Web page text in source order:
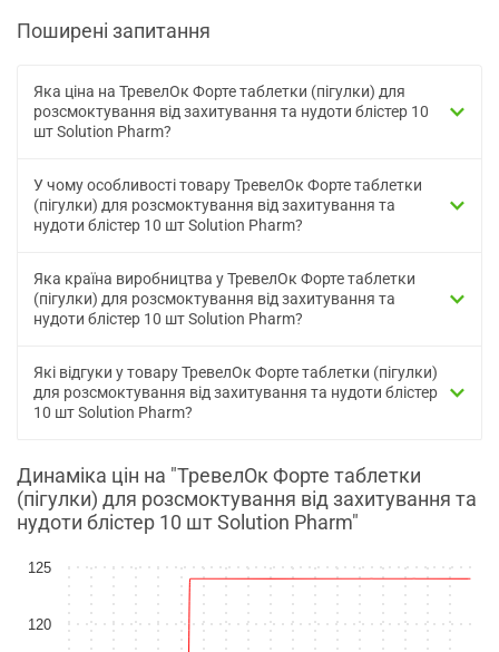
Поширені запитання
Яка ціна на ТревелОк Форте таблетки (пігулки) для
розсмоктування від захитування та нудоти блістер 10
шт Solution Pharm?
У чому особливості товару ТревелОк Форте таблетки
(пігулки) для розсмоктування від захитування та
нудоти блістер 10 шт Solution Pharm?
Яка країна виробництва у ТревелОк Форте таблетки
(пігулки) для розсмоктування від захитування та
нудоти блістер 10 шт Solution Pharm?
Які відгуки у товару ТревелОк Форте таблетки (пігулки)
для розсмоктування від захитування та нудоти блістер
10 шт Solution Pharm?
Динаміка цін на "ТревелОк Форте таблетки
(пігулки) для розсмоктування від захитування та
нудоти блістер 10 шт Solution Pharm"
120
125